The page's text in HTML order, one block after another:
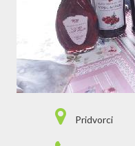
Pridvorci